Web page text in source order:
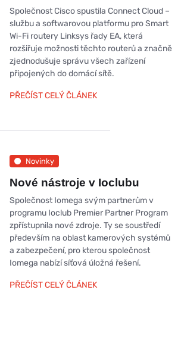
Společnost Cisco spustila Connect Cloud –
službu a softwarovou platformu pro Smart
Wi-Fi routery Linksys řady EA, která
rozšiřuje možnosti těchto routerů a značně
zjednodušuje správu všech zařízení
připojených do domácí sítě.
PŘEČÍST CELÝ ČLÁNEK
Novinky
Nové nástroje v Ioclubu
Společnost Iomega svým partnerům v
programu Ioclub Premier Partner Program
zpřístupnila nové zdroje. Ty se soustředí
především na oblast kamerových systémů
a zabezpečení, pro kterou společnost
Iomega nabízí síťová úložná řešení.
PŘEČÍST CELÝ ČLÁNEK